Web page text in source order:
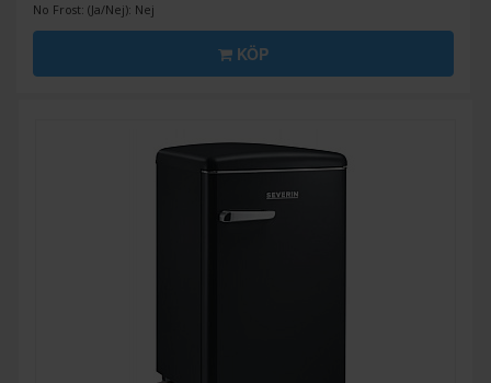
No Frost: (Ja/Nej): Nej
KÖP